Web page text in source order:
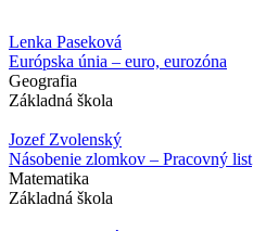
Lenka Paseková
Európska únia – euro, eurozóna
Geografia
Základná škola
Jozef Zvolenský
Násobenie zlomkov – Pracovný list
Matematika
Základná škola